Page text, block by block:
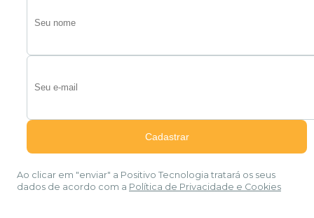
Ao clicar em "enviar" a Positivo Tecnologia tratará os seus
dados de acordo com a Política de Privacidade e Cookies